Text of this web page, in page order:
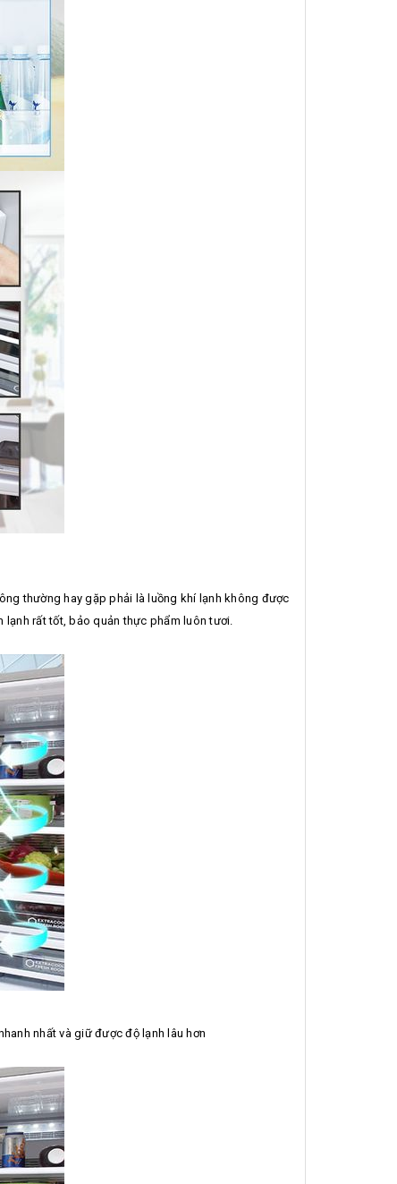
thường hay gặp phải là luồng khí lạnh không được
lạnh rất tốt, bảo quản thực phẩm luôn tươi.
nhất và giữ được độ lạnh lâu hơn